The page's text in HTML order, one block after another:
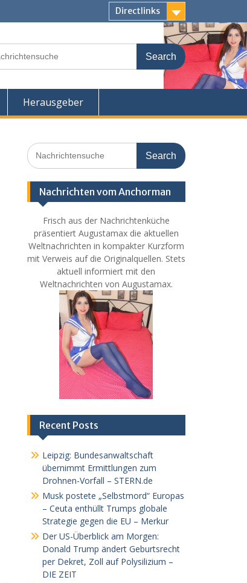
Directlinks
Herausgeber
Search
for:
Nachrichten vom Anchorman
Frisch aus der Nachrichtenküche
präsentiert Augustamax die aktuellen
Weltnachrichten in kompakter Kurzform
mit Verweis auf die Originalquellen. Stets
aktuell informiert mit den
Weltnachrichten von Augustamax.
Recent Posts
Leipzig: Bundesanwaltschaft
übernimmt Ermittlungen zum
Drohnen-Vorfall – STERN.de
Musk postete „Selbstmord“ Europas
– Ceuta enthüllt Trumps globale
Strategie gegen die EU – Merkur
Der US-Überblick am Morgen:
Donald Trump ändert Geburtsrecht
per Dekret, Zoll auf Polysilizium –
DIE ZEIT